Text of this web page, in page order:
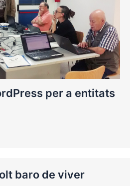
per a entitats
baro de viver